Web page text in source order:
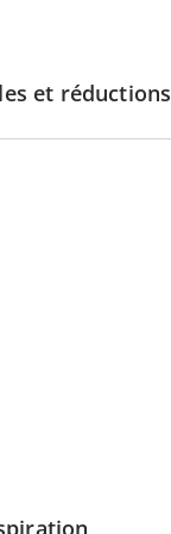
et réductions